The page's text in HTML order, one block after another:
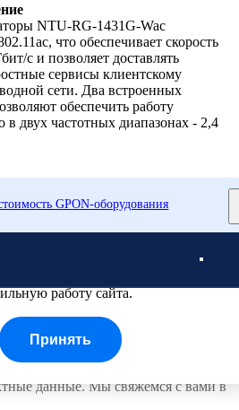
NTU-RG-1431G-Wac
что обеспечивает скорость
с и позволяет доставлять
сервисы клиентскому
сети. Два встроенных
обеспечить работу
в двух частотных диапазонах - 2,4